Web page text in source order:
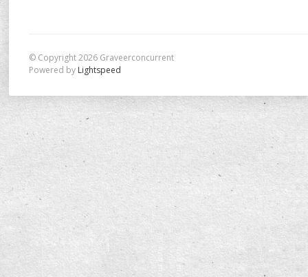
© Copyright 2026 Graveerconcurrent
Powered by Lightspeed